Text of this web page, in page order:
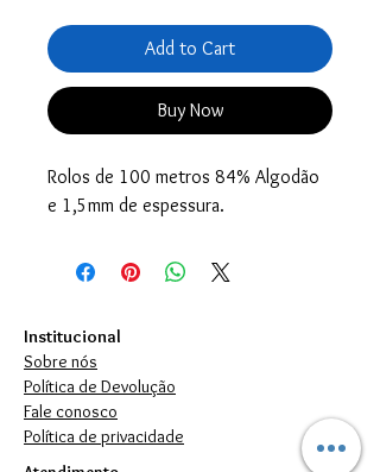
Add to Cart
Buy Now
Rolos de 100 metros 84% Algodão
e 1,5mm de espessura.
Institucional
Sobre nós
Política de Devolução
Fale conosco
Política de privacidade